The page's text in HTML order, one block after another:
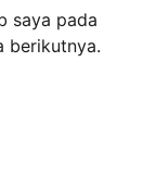
saya pada
berikutnya.